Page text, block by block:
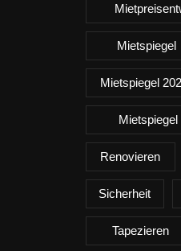
Mietspiegel
Mietspiegel
Mietspiegel
Renovieren
Sicherheit
Tapezieren